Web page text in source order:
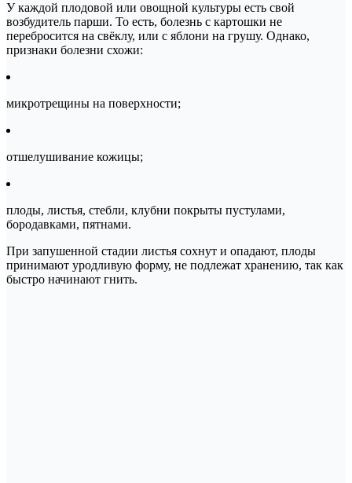
У каждой плодовой или овощной культуры есть свой
возбудитель парши. То есть, болезнь с картошки не
перебросится на свёклу, или с яблони на грушу. Однако,
признаки болезни схожи:
микротрещины на поверхности;
отшелушивание кожицы;
плоды, листья, стебли, клубни покрыты пустулами,
бородавками, пятнами.
При запушенной стадии листья сохнут и опадают, плоды
принимают уродливую форму, не подлежат хранению, так как
быстро начинают гнить.